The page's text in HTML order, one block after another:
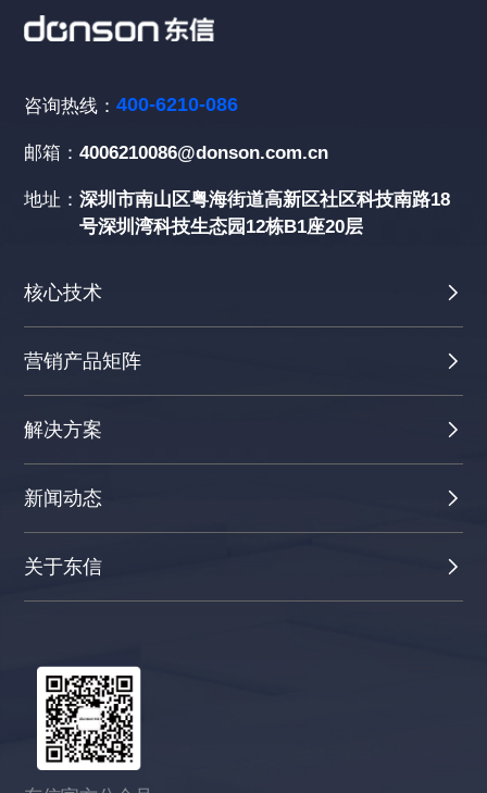
咨询热线：400-6210-086
邮箱：4006210086@donson.com.cn
地址：深圳市南山区粤海街道高新区社区科技南路18
号深圳湾科技生态园12栋B1座20层
核心技术
营销产品矩阵
解决方案
新闻动态
关于东信